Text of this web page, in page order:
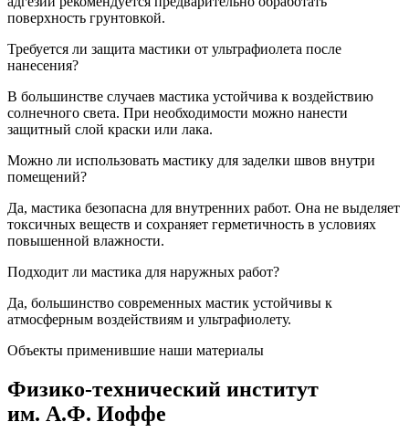
поверхность грунтовкой.
Требуется ли защита мастики от ультрафиолета после
нанесения?
В большинстве случаев мастика устойчива к воздействию
солнечного света. При необходимости можно нанести
защитный слой краски или лака.
Можно ли использовать мастику для заделки швов внутри
помещений?
Да, мастика безопасна для внутренних работ. Она не выделяет
токсичных веществ и сохраняет герметичность в условиях
повышенной влажности.
Подходит ли мастика для наружных работ?
Да, большинство современных мастик устойчивы к
атмосферным воздействиям и ультрафиолету.
Объекты применившие наши материалы
Физико-технический институт
им. А.Ф. Иоффе